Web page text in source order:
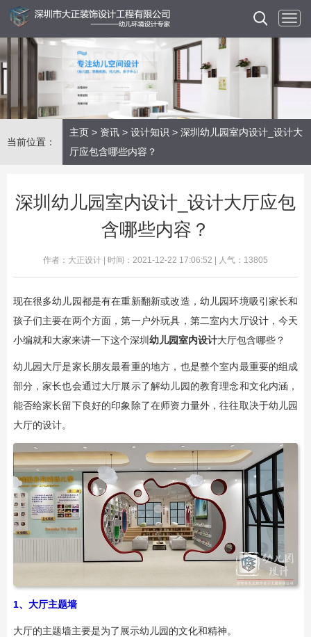
当前位置：
主页 > 资讯 > 设计知识 > 深圳幼儿园室内设计_设计大
厅应包含哪些内容？
深圳幼儿园室内设计_设计大厅应包
含哪些内容？
作者：大正设计 | 时间：2021-12-22 17:06:52 | 人气：13805
现在很多幼儿园都是有在重新翻新或改造，幼儿园环境吸引家长和
孩子们主要在两个方面，第一户外玩具，第二室内大厅设计，今天
小编就和大家来讲一下这个深圳 幼儿园室内设计大厅包含哪些？
幼儿园大厅是家长朋友最看重的地方，也是整个室内最重要的组成
部分，家长也会通过大厅展示了解幼儿园的教育理念和文化内涵，
能否给家长留下良好的印象除了在师资力量外，往往取决于幼儿园
大厅的设计。
1、大厅主题墙
大厅的主题墙主要是为了展示幼儿园的文化和精神。